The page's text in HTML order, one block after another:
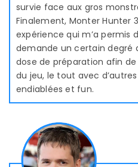
survie face aux gros
Finalement, Monter Hunter
expérience qui m’a permis
demande un certain degré
dose de préparation afin
du jeu, le tout avec
endiablées et fun.